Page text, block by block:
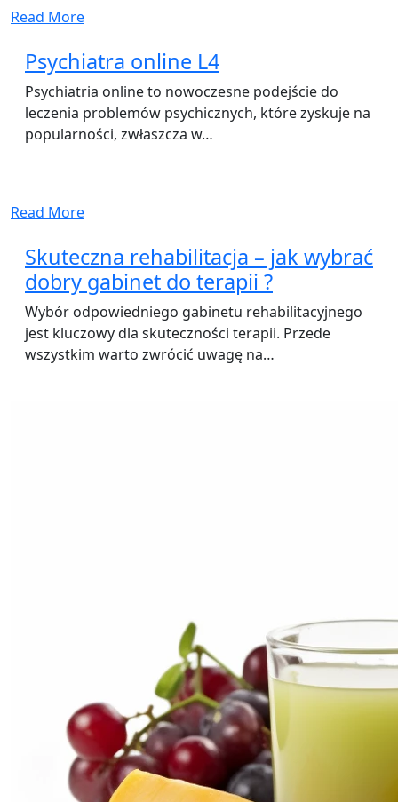
Read More
Psychiatra online L4
Psychiatria online to nowoczesne podejście do
leczenia problemów psychicznych, które zyskuje na
popularności, zwłaszcza w…
Read More
Skuteczna rehabilitacja – jak wybrać
dobry gabinet do terapii ?
Wybór odpowiedniego gabinetu rehabilitacyjnego
jest kluczowy dla skuteczności terapii. Przede
wszystkim warto zwrócić uwagę na…